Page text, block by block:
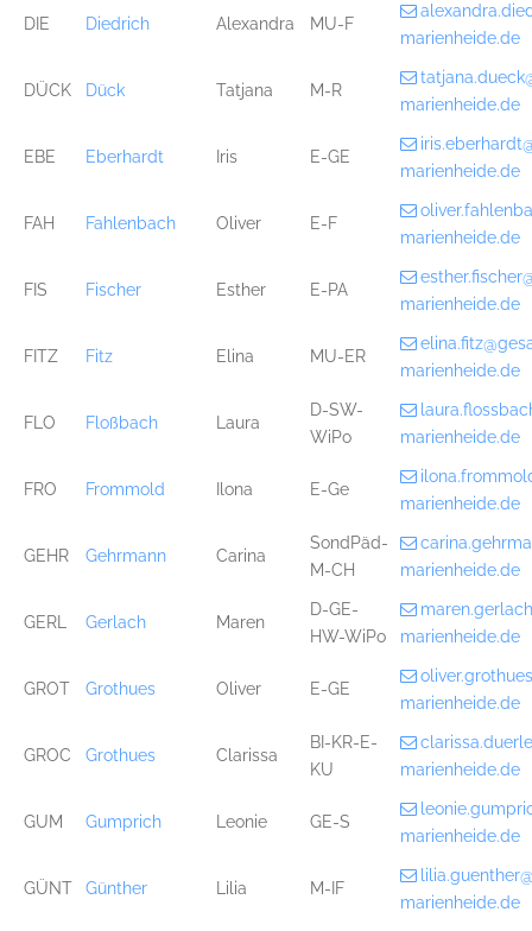
DIE Diedrich Alexandra MU-F
marienheide.de
DÜCK Dück Tatjana M-R
marienheide.de
EBE Eberhardt Iris E-GE
marienheide.de
FAH Fahlenbach Oliver E-F
marienheide.de
FIS Fischer Esther E-PA
marienheide.de
FITZ Fitz Elina MU-ER
marienheide.de
FLO Floßbach Laura
D-SW-
WiPo
marienheide.de
FRO Frommold Ilona E-Ge
marienheide.de
GEHR Gehrmann Carina
SondPäd-
M-CH
marienheide.de
GERL Gerlach Maren
D-GE-
HW-WiPo
marienheide.de
GROT Grothues Oliver E-GE
marienheide.de
GROC Grothues Clarissa
BI-KR-E-
KU
marienheide.de
GUM Gumprich Leonie GE-S
marienheide.de
GÜNT Günther Lilia M-IF
marienheide.de